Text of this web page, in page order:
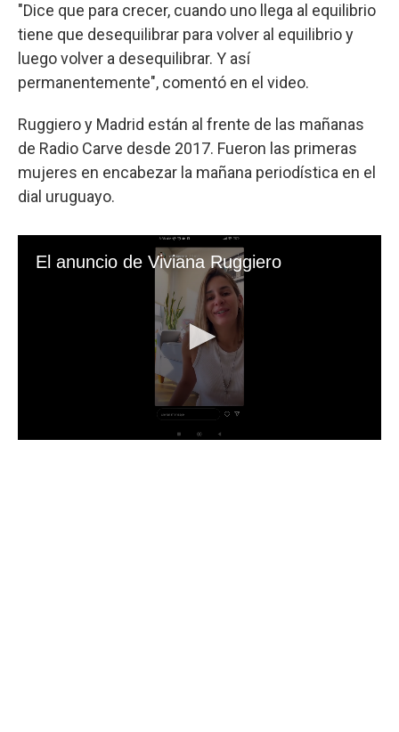
"Dice que para crecer, cuando uno llega al equilibrio
tiene que desequilibrar para volver al equilibrio y
luego volver a desequilibrar. Y así
permanentemente", comentó en el video.
Ruggiero y Madrid están al frente de las mañanas
de Radio Carve desde 2017. Fueron las primeras
mujeres en encabezar la mañana periodística en el
dial uruguayo.